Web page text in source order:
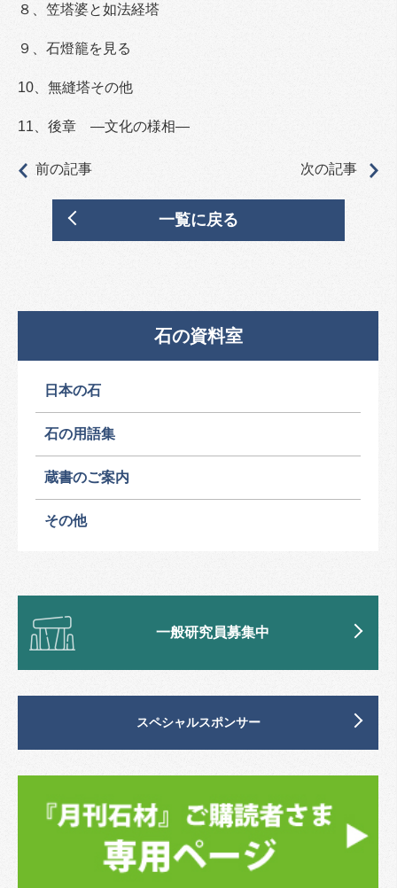
８、笠塔婆と如法経塔
９、石燈籠を見る
10、無縫塔その他
11、後章 ―文化の様相―
前の記事 次の記事
一覧に戻る
石の資料室
日本の石
石の用語集
蔵書のご案内
その他
一般研究員募集中
スペシャルスポンサー